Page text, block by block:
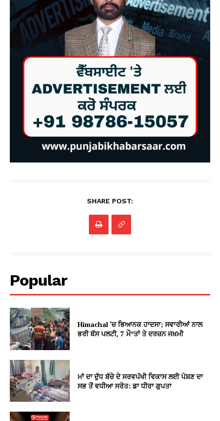
SHARE POST:
Popular
Himachal ‘ਚ ਭਿਆਨਕ ਹਾਦਸਾ; ਸਵਾਰੀਆਂ ਨਾਲ
ਭਰੀ ਬੱਸ ਪਲਟੀ, 7 ਮੌ*ਤਾਂ ਤੇ ਦਰਜ਼ਨ ਜਖ਼ਮੀ
ਮਾਂ ਦਾ ਦੁੱਧ ਬੱਚੇ ਦੇ ਸਰਵਪੱਖੀ ਵਿਕਾਸ ਲਈ ਪੋਸ਼ਣ ਦਾ
ਸਭ ਤੋਂ ਵਧੀਆ ਸਰੋਤ: ਡਾ ਧੀਰਾ ਗੁਪਤਾ